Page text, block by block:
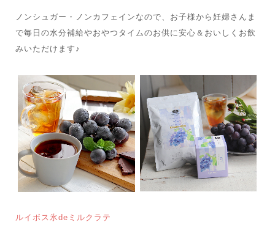
ノンシュガー・ノンカフェインなので、お子様から妊婦さんま
で毎日の水分補給やおやつタイムのお供に安心＆おいしくお飲
みいただけます♪
ルイボス氷deミルクラテ